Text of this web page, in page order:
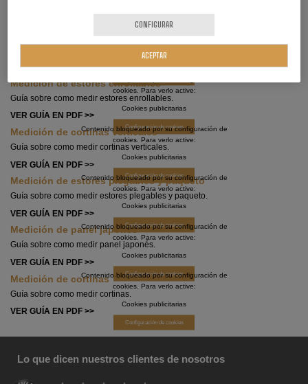
pedido, no nos estamos equivocando en las medidas.
Cookies publicitarias
Medición de cortinas de onda perfecta
VER GUÍA EN PDF >>
cookies. Para verlo active:
Cookies publicitarias
Configuración de cookies
Medición de estores enrollables
Guía sobre como medir estores enrollables.
VER GUÍA EN PDF >>
Contenido bloqueado por su configuración de
cookies. Para verlo active:
Cookies publicitarias
Configuración de cookies
Medición de cortinas verticales
Guía sobre como medir cortinas verticales.
VER GUÍA EN PDF >>
Contenido bloqueado por su configuración de
cookies. Para verlo active:
Cookies publicitarias
Configuración de cookies
Medición de estores plegables y paqueto
Guía sobre como medir estores plegables y paqueto.
VER GUÍA EN PDF >>
Contenido bloqueado por su configuración de
cookies. Para verlo active:
Cookies publicitarias
Configuración de cookies
Medición de panel japonés
Guía sobre como medir panel japonés.
VER GUÍA EN PDF >>
Contenido bloqueado por su configuración de
cookies. Para verlo active:
Cookies publicitarias
Configuración de cookies
Medición de cortinas
Guía sobre como medir cortinas.
VER GUÍA EN PDF >>
Lo que dicen nuestros clientes de nosotros
CONFIGURAR
ACEPTAR